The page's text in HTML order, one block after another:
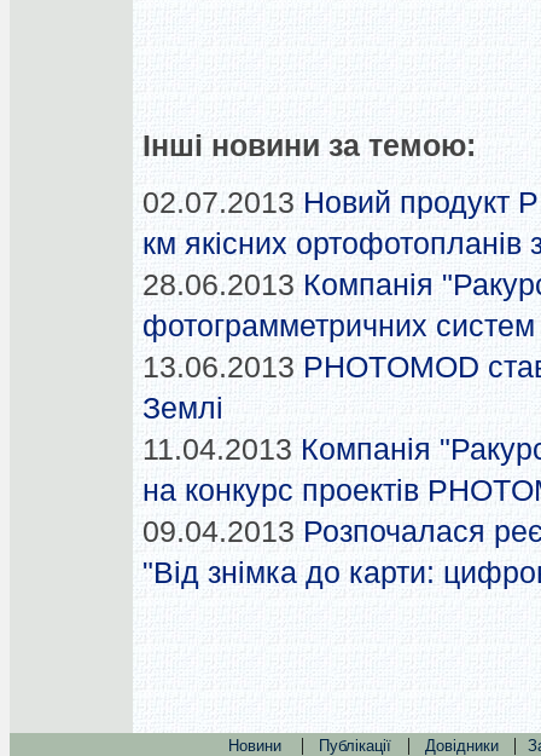
Інші новини за темою:
02.07.2013 Новий продукт
км якісних ортофотопланів
28.06.2013 Компанія
фотограмметричних систем
13.06.2013 PHOTOMOD
Землі
11.04.2013 Компанія
на конкурс проектів
09.04.2013 Розпочалася
"Від знімка до карти:
Новини | Публікації | Довідники |